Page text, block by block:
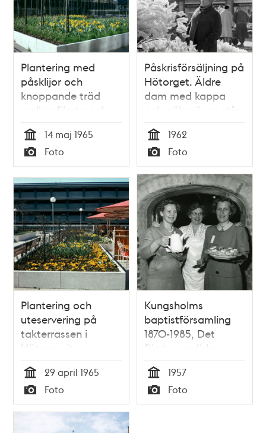
Plantering med
påsklijor och
knoppande träd
mellan första och
andra
Hötorgshuset, sedd
mot fasaden till det
andra
Tid
14 maj 1965
Typ
Foto
Påskrisförsäljning på
Hötorget. Äldre
dam med kappa
och pälsmössa står
invid det
fjäderprydda riset
Tid
1962
Typ
Foto
Plantering och
uteservering på
takterrassen i
Hötorgscity.
Påskliljor och krokus.
Vy mot
parkeringshuset i
Slöjdgatans början
Tid
29 april 1965
Typ
Foto
Kungsholms
baptistförsamling
1870-1985, Det
första nordiska
sångartinget,
påsken 1957
Tid
1957
Typ
Foto